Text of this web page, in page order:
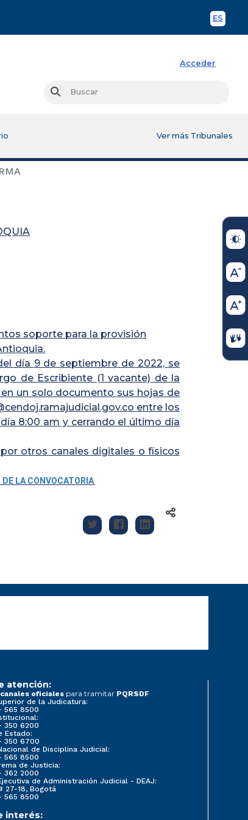
ES
Acceder
Buscar
Ver más Tribunales
soporte para la provisión
día 9 de septiembre de 2022, se
de Escribiente (1 vacante) de la
un solo documento sus hojas de
entre los
8:00 am y cerrando el último día
otros canales digitales o físicos
LA CONVOCATORIA
atención:
oficiales para tramitar PQRSDF
de la Judicatura:
565 8500
350 6200
Estado:
350 6700
de Disciplina Judicial:
565 8500
de Justicia:
362 2000
de Administración Judicial - DEAJ:
27-18, Bogotá
565 8500
interés: